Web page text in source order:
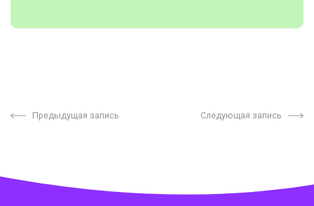
Предыдущая запись Следующая запись